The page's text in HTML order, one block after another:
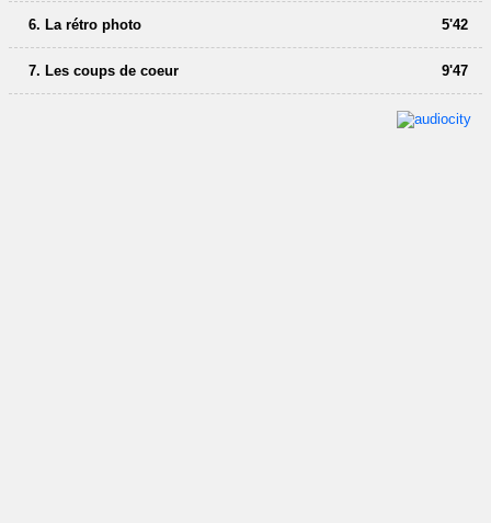
6. La rétro photo 5'42
7. Les coups de coeur 9'47